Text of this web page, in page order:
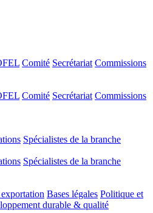
Comité Secrétariat Commissions
Comité Secrétariat Commissions
Spécialistes de la branche
Spécialistes de la branche
Bases légales Politique et
durable & qualité